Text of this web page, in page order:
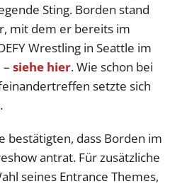
Sting. Borden stand
mit dem er bereits im
Wrestling in Seattle im
siehe hier. Wie schon bei
setzte sich
bestätigten, dass Borden im
antrat. Für zusätzliche
seines Entrance Themes,